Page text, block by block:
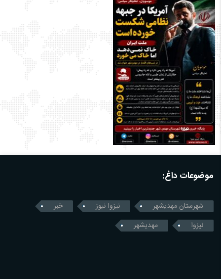
موضوعات داغ:
شهرستان مهدیشهر نیزوا نیوز
خبر
نیزوا
مهدیشهر